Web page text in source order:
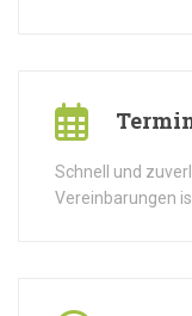
Schnell und
Vereinbarungen